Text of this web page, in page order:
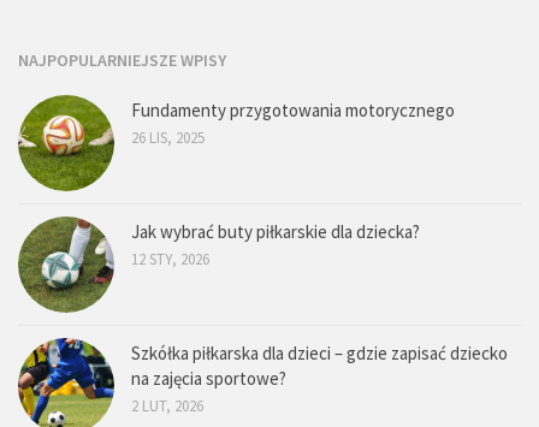
NAJPOPULARNIEJSZE WPISY
Fundamenty przygotowania motorycznego
26 LIS, 2025
Jak wybrać buty piłkarskie dla dziecka?
12 STY, 2026
Szkółka piłkarska dla dzieci – gdzie zapisać dziecko
na zajęcia sportowe?
2 LUT, 2026